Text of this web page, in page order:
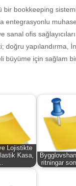
bir bookkeeping
sanal ofis
yapılandırma,
büyüme için sağlam
Lojistikte
Kasa,
ritningar
Health &
News
pet
Technology
Travel